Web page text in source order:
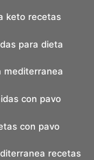
keto recetas
para dieta
mediterranea
con pavo
con pavo
recetas